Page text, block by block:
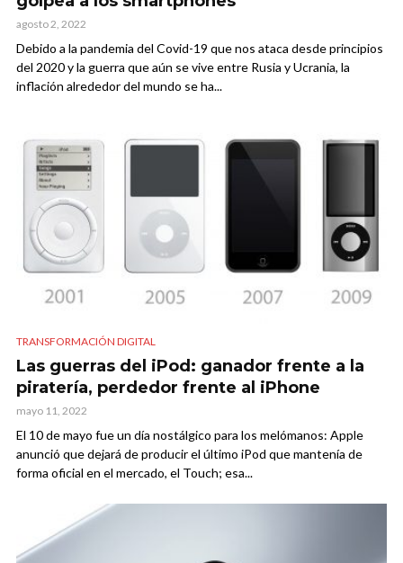
agosto 2, 2022
Debido a la pandemia del Covid-19 que nos ataca desde principios
del 2020 y la guerra que aún se vive entre Rusia y Ucrania, la
inflación alrededor del mundo se ha...
TRANSFORMACIÓN DIGITAL
Las guerras del iPod: ganador frente a la
piratería, perdedor frente al iPhone
mayo 11, 2022
El 10 de mayo fue un día nostálgico para los melómanos: Apple
anunció que dejará de producir el último iPod que mantenía de
forma oficial en el mercado, el Touch; esa...